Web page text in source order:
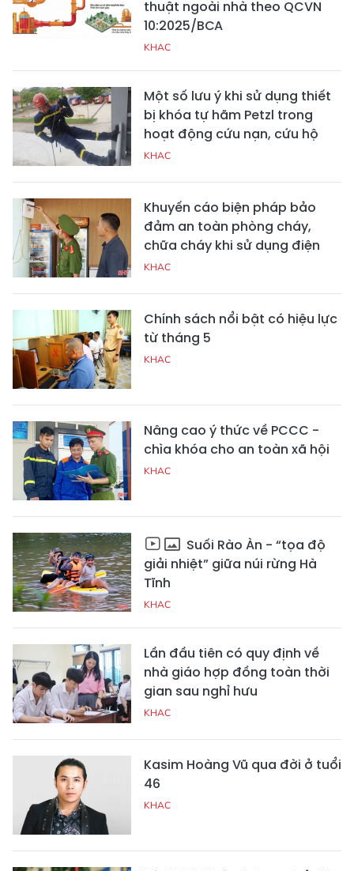
thuật ngoài nhà theo QCVN
10:2025/BCA
KHAC
Một số lưu ý khi sử dụng thiết
bị khóa tự hãm Petzl trong
hoạt động cứu nạn, cứu hộ
KHAC
Khuyến cáo biện pháp bảo
đảm an toàn phòng cháy,
chữa cháy khi sử dụng điện
KHAC
Chính sách nổi bật có hiệu lực
từ tháng 5
KHAC
Nâng cao ý thức về PCCC -
chìa khóa cho an toàn xã hội
KHAC
Suối Rào Àn - “tọa độ
giải nhiệt” giữa núi rừng Hà
Tĩnh
KHAC
Lần đầu tiên có quy định về
nhà giáo hợp đồng toàn thời
gian sau nghỉ hưu
KHAC
Kasim Hoàng Vũ qua đời ở tuổi
46
KHAC